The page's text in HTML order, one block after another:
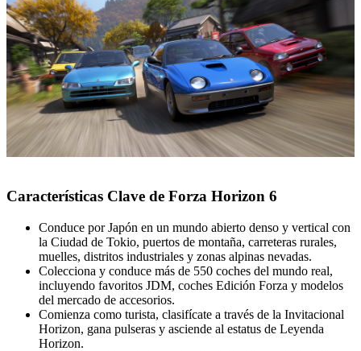
Características Clave de Forza Horizon 6
Conduce por Japón en un mundo abierto denso y vertical con
la Ciudad de Tokio, puertos de montaña, carreteras rurales,
muelles, distritos industriales y zonas alpinas nevadas.
Colecciona y conduce más de 550 coches del mundo real,
incluyendo favoritos JDM, coches Edición Forza y modelos
del mercado de accesorios.
Comienza como turista, clasifícate a través de la Invitacional
Horizon, gana pulseras y asciende al estatus de Leyenda
Horizon.